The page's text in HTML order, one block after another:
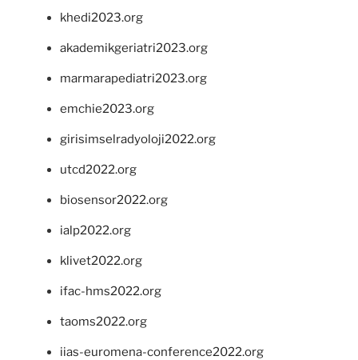
khedi2023.org
akademikgeriatri2023.org
marmarapediatri2023.org
emchie2023.org
girisimselradyoloji2022.org
utcd2022.org
biosensor2022.org
ialp2022.org
klivet2022.org
ifac-hms2022.org
taoms2022.org
iias-euromena-conference2022.org